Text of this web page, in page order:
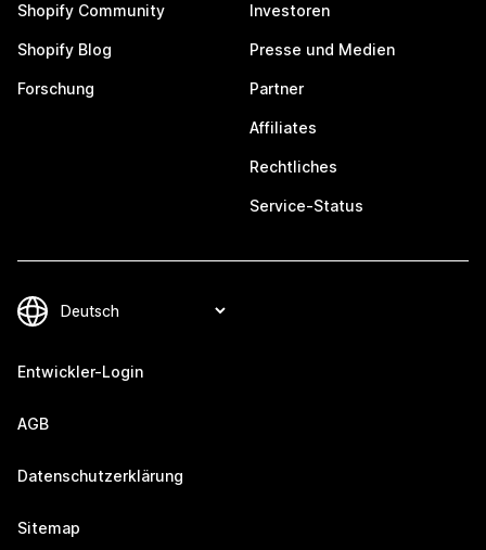
Shopify Community
Shopify Blog
Forschung
Investoren
Presse und Medien
Partner
Affiliates
Rechtliches
Service-Status
Entwickler-Login
AGB
Datenschutzerklärung
Sitemap